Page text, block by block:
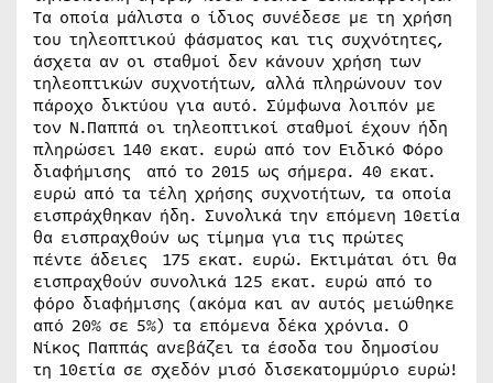
Τα οποία μάλιστα ο ίδιος συνέδεσε με τη χρήση
του τηλεοπτικού φάσματος και τις συχνότητες,
άσχετα αν οι σταθμοί δεν κάνουν χρήση των
τηλεοπτικών συχνοτήτων, αλλά πληρώνουν τον
πάροχο δικτύου για αυτό. Σύμφωνα λοιπόν με
τον Ν.Παππά οι τηλεοπτικοί σταθμοί έχουν ήδη
πληρώσει 140 εκατ. ευρώ από τον Ειδικό Φόρο
διαφήμισης από το 2015 ως σήμερα. 40 εκατ.
ευρώ από τα τέλη χρήσης συχνοτήτων, τα οποία
εισπράχθηκαν ήδη. Συνολικά την επόμενη 10ετία
θα εισπραχθούν ως τίμημα για τις πρώτες
πέντε άδειες 175 εκατ. ευρώ. Εκτιμάται ότι θα
εισπραχθούν συνολικά 125 εκατ. ευρώ από το
φόρο διαφήμισης (ακόμα και αν αυτός μειώθηκε
από 20% σε 5%) τα επόμενα δέκα χρόνια. Ο
Νίκος Παππάς ανεβάζει τα έσοδα του δημοσίου
τη 10ετία σε σχεδόν μισό δισεκατομμύριο ευρώ!